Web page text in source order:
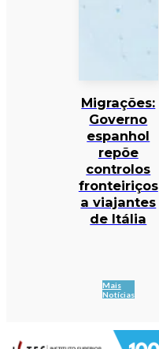
Migrações:
Governo
espanhol
repõe
controlos
fronteiriços
a viajantes
de Itália
Mais
Notícias